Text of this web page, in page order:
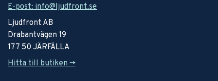
E-post: info@ljudfront.se
Ljudfront AB
Drabantvägen 19
177 50 JÄRFÄLLA
Hitta till butiken ->